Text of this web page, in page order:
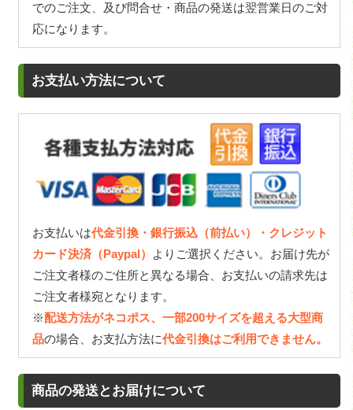
でのご注文、及び問合せ・商品の発送は翌営業日のご対
応になります。
お支払い方法について
お支払いは代金引換・銀行振込（前払い）・クレジット
カード決済（Paypal）
よりご選択ください。お届け先が
ご注文者様のご住所と異なる場合、お支払いの請求先は
ご注文者様宛となります。
※配送方法がネコポス、一部200サイズを超える大型商
品の場合、お支払方法に代金引換はご利用できません。
商品の発送とお届けについて